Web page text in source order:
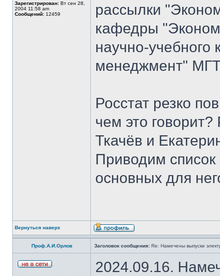
Зарегистрирован: Вт сен 28,
2004 11:58 am
Сообщений: 12459
рассылки
кафедры
научно-
менеджмент"
Росстат резко
чем это
Ткачёв и
Приводим
основных для
Вернуться наверх
Проф.А.И.Орлов Заголовок сообщения: Re: Намечены выпуски
2024.09.16.